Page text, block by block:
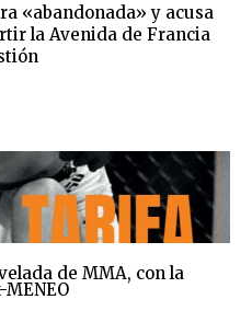
«abandonada» y acusa
la Avenida de Francia
de MMA, con la